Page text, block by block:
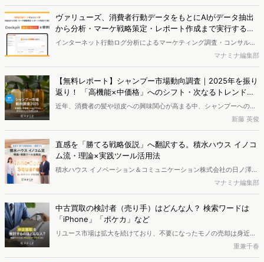
ヴァリューズ、消費者行動データをもとにAIがデータ抽出
から分析・マーケ戦略策定・レポート作成まで実行する
「Dockpit AIエージェント」を提供開始
インターネット行動ログ分析によるマーケティング調査・コンサルテ
ィングサービスを提供する株式会社ヴァリューズは、国内最大規模
250万人のWeb行動ログデータを基盤としたマーケティングリサーチ
エンジン「Dockpit（ドックピット）」の新機能として、AIが市場分
析から仮説構築、レポート作成までを自律的にサポートする
「Dockpit AIエージェント」の提供を開始いたしました。
マナミナ編集部
【無料レポート】シャンプー市場動向調査｜2025年を振り
返り！ 「高機能×中価格」へのシフト・次なるトレンドの
兆し
近年、消費者の髪や頭皮への興味関心が高まる中、シャンプーへの支
出額は増加傾向にあります。本レポートでは、独自のWeb行動ログデ
ータをもとに2025年のシャンプー市場を分析しました。その結果、
検討段階において、高い外部評価（口コミやベストコスメ受賞など）
と優れた機能性を両立した「中価格帯の新興ブランド」へ支持がシフ
トしている実態が明らかとなりました。また、長年の実績とステータ
スを誇る高価格帯ブランドも根強い支持を集めています。さらに次な
るトレンドとして、香りの変化や、タイパ・衛生面に優れる「吊り下
げパウチ」の普及の兆しについても考察します。
新藤 英俊
直感を「勝てる戦略仮説」へ翻訳する。積水ハウス イノコ
ム流・理論×実践ツール活用法
積水ハウス イノベーション＆コミュニケーション株式会社の日ノ澤恵
莉氏と株式会社ヴァリューズ取締役副社長・後藤賢治が対談。日ノ澤
氏が提唱する5Sフレームワークとその実践について語り合いました。
マナミナ編集部
中古買取の検討者（売り手）はどんな人？ 検索ワードは
「iPhone」「ポケカ」など
リユース市場は拡大を続けており、不要になったモノの売却は身近な
選択肢になりつつあります。ではリユース市場における「売り手」は
どのような人なのでしょうか。今回は「買取」検索者の検索キーワー
重兼千春